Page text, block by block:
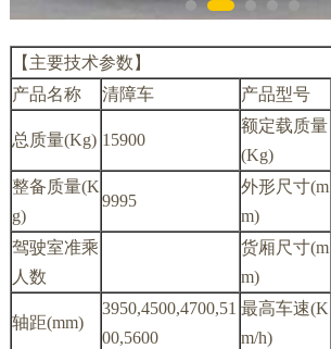
【主要技术参数】
产品名称
清障车 产品型号
总质量(Kg) 15900
额定载质量
(Kg)
整备质量(K
g)
9995
外形尺寸(m
m)
驾驶室准乘
人数
货厢尺寸(m
m)
轴距(mm)
3950,4500,4700,51
00,5600
最高车速(K
m/h)